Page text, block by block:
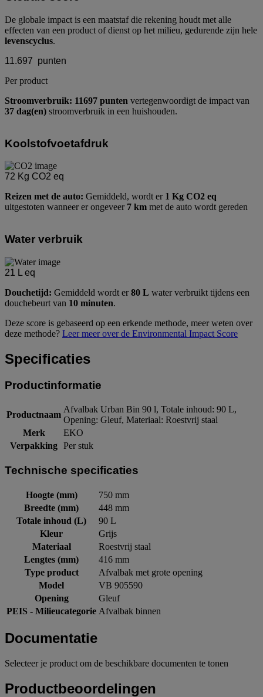
De globale impact is een maatstaf die rekening houdt met alle
effecten van een product of dienst op het milieu, gedurende zijn hele
levenscyclus.
11.697 punten
Per product
Stroomverbruik: 11697 punten vertegenwoordigt de impact van
37 dag(en) stroomverbruik in een huishouden.
Koolstofvoetafdruk
72 Kg CO2 eq
Reizen met de auto: Gemiddeld, wordt er 1 Kg CO2 eq
uitgestoten wanneer er ongeveer 7 km met de auto wordt gereden
Water verbruik
21 L eq
Douchetijd: Gemiddeld wordt er80 L water verbruikt tijdens een
douchebeurt van 10 minuten.
Deze score is gebaseerd op een erkende methode, meer weten over
deze methode? Leer meer over de Environmental Impact Score
Specificaties
Productinformatie
Productnaam
Afvalbak Urban Bin 90 l, Totale inhoud: 90 L,
Opening: Gleuf, Materiaal: Roestvrij staal
Merk
EKO
Verpakking Per stuk
Technische specificaties
Hoogte (mm)
750 mm
Breedte (mm)
448 mm
Totale inhoud (L)
90 L
Kleur
Grijs
Materiaal
Roestvrij staal
Lengtes (mm)
416 mm
Type product
Afvalbak met grote opening
Model
VB 905590
Opening
Gleuf
PEIS - Milieucategorie Afvalbak binnen
Documentatie
Selecteer je product om de beschikbare documenten te tonen
Productbeoordelingen